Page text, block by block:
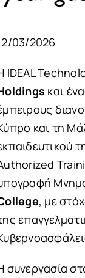
03/2026
IDEAL
και
και τη
, με
συνεργασία